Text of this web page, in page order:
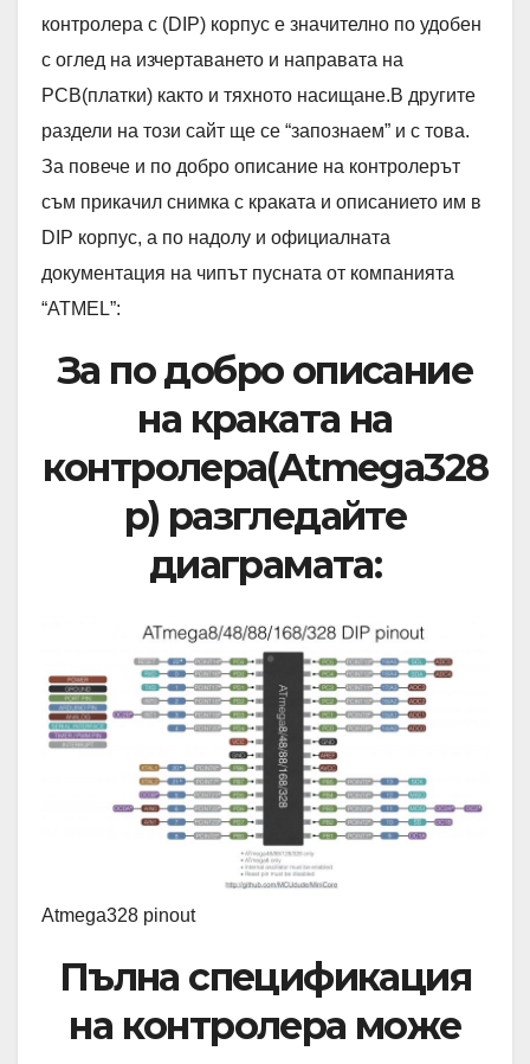
контролера с (DIP) корпус е значително по удобен
с оглед на изчертаването и направата на
PCB(платки) както и тяхното насищане.В другите
раздели на този сайт ще се “запознаем” и с това.
За повече и по добро описание на контролерът
съм прикачил снимка с краката и описанието им в
DIP корпус, а по надолу и официалната
документация на чипът пусната от компанията
“ATMEL”:
За по добро описание
на краката на
контролера(Atmega328
p) разгледайте
диаграмата:
Atmega328 pinоut
Пълна спецификация
на контролера може